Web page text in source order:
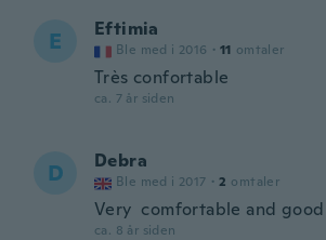
E Eftimia
Ble med i 2016 · 11 omtaler
Très confortable
ca. 7 år siden
D Debra
Ble med i 2017 · 2 omtaler
Very comfortable and
ca. 8 år siden